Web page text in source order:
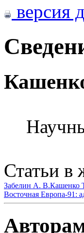
версия
Статьи в
Забелин А. В.Кашенко
Восточная Европа-91: